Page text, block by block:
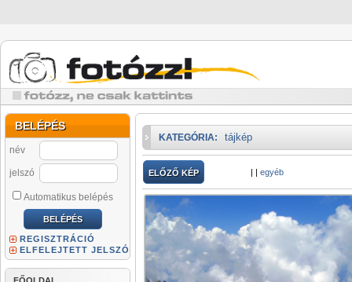
BELÉPÉS
név
jelszó
Automatikus belépés
REGISZTRÁCIÓ
ELFELEJTETT JELSZÓ
KATEGÓRIA: tájkép
ELŐZŐ KÉP | | egyéb